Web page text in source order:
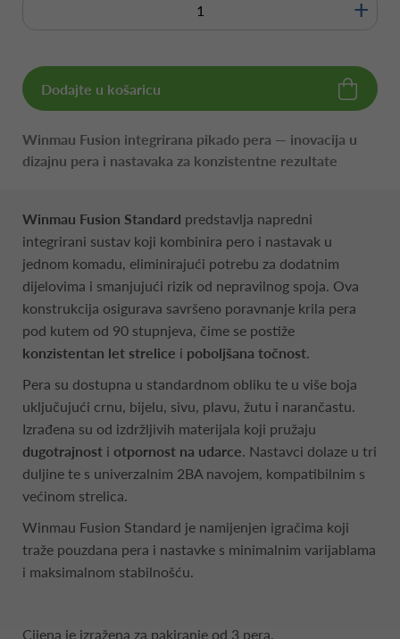
+
Dodajte u košaricu
Winmau Fusion integrirana pikado pera — inovacija u
dizajnu pera i nastavaka za konzistentne rezultate
Winmau Fusion Standard predstavlja napredni
integrirani sustav koji kombinira pero i nastavak u
jednom komadu, eliminirajući potrebu za dodatnim
dijelovima i smanjujući rizik od nepravilnog spoja. Ova
konstrukcija osigurava savršeno poravnanje krila pera
pod kutem od 90 stupnjeva, čime se postiže
konzistentan let strelice i poboljšana točnost.
Pera su dostupna u standardnom obliku te u više boja
uključujući crnu, bijelu, sivu, plavu, žutu i narančastu.
Izrađena su od izdržljivih materijala koji pružaju
dugotrajnost i otpornost na udarce. Nastavci dolaze u tri
duljine te s univerzalnim 2BA navojem, kompatibilnim s
većinom strelica.
Winmau Fusion Standard je namijenjen igračima koji
traže pouzdana pera i nastavke s minimalnim varijablama
i maksimalnom stabilnošću.
Cijena je izražena za pakiranje od 3 pera.